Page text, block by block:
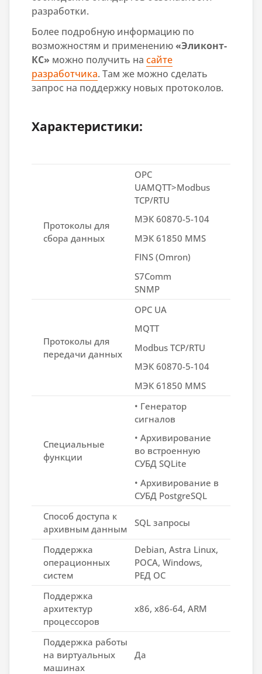
разработки.
Более подробную информацию по
возможностям и применению«Эликонт-
КС» можно получить на сайте
разработчика. Там же можно сделать
запрос на поддержку новых протоколов.
Характеристики:
Протоколы для
сбора данных
OPC
UAMQTT>Modbus
TCP/RTU
МЭК 60870-5-104
МЭК 61850 MMS
FINS (Omron)
S7Comm
SNMP
Протоколы для
передачи данных
OPC UA
MQTT
Modbus TCP/RTU
МЭК 60870-5-104
МЭК 61850 MMS
Специальные
функции
• Генератор
сигналов
• Архивирование
во встроенную
СУБД SQLite
• Архивирование в
СУБД PostgreSQL
Способ доступа к
архивным данным
SQL запросы
Поддержка
операционных
систем
Debian, Astra Linux,
РОСА, Windows,
РЕД ОС
Поддержка
архитектур
процессоров
x86, х86-64, ARM
Поддержка работы
на виртуальных
машинах
Да